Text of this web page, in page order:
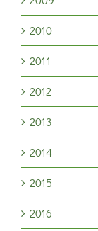
2010
2011
2012
2013
2014
2015
2016